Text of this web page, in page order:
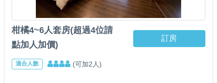
柑橘4~6人套房(超過4位請
點加人加價)
適合人數 (可加2人)
訂房